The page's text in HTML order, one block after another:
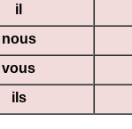
il
nous
vous
ils